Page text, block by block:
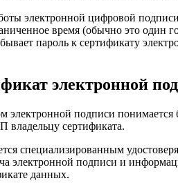
электронной цифровой
время (обычно это один
пароль к сертификату
электронной
электронной подписи
владельцу сертификата.
специализированным
электронной подписи и
данных.